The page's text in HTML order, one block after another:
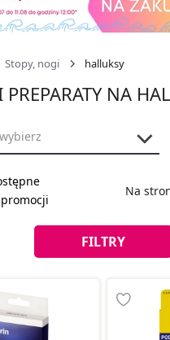
Stopy, nogi halluksy
PREPARATY NA
wybierz
Na
FILTRY